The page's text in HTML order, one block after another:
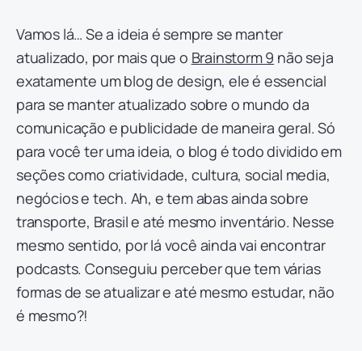
Vamos lá… Se a ideia é sempre se manter
atualizado, por mais que o Brainstorm 9 não seja
exatamente um blog de design, ele é essencial
para se manter atualizado sobre o mundo da
comunicação e publicidade de maneira geral. Só
para você ter uma ideia, o blog é todo dividido em
seções como criatividade, cultura, social media,
negócios e tech. Ah, e tem abas ainda sobre
transporte, Brasil e até mesmo inventário. Nesse
mesmo sentido, por lá você ainda vai encontrar
podcasts. Conseguiu perceber que tem várias
formas de se atualizar e até mesmo estudar, não
é mesmo?!